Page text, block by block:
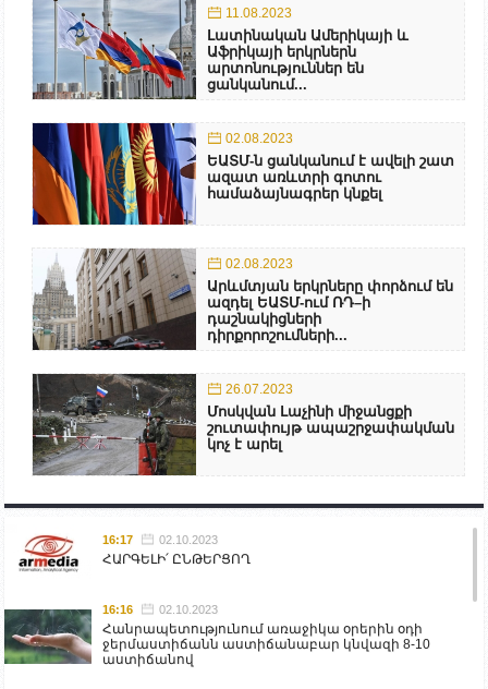
11.08.2023
Լատինական Ամերիկայի և
Աֆրիկայի երկրներն
արտոնություններ են
ցանկանում...
02.08.2023
ԵԱՏՄ-ն ցանկանում է ավելի շատ
ազատ առևտրի գոտու
համաձայնագրեր կնքել
02.08.2023
Արևմտյան երկրները փորձում են
ազդել ԵԱՏՄ-ում ՌԴ–ի
դաշնակիցների
դիրքորոշումների...
26.07.2023
Մոսկվան Լաչինի միջանցքի
շուտափույթ ապաշրջափակման
կոչ է արել
16:17 02.10.2023
ՀԱՐԳԵԼԻ՛ ԸՆԹԵՐՑՈՂ
16:16 02.10.2023
Հանրապետությունում առաջիկա օրերին օդի
ջերմաստիճանն աստիճանաբար կնվազի 8-10
աստիճանով